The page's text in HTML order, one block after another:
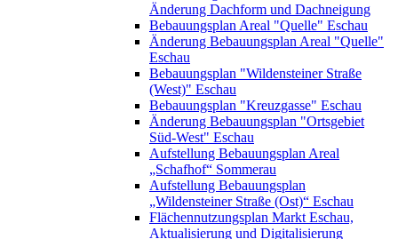
Änderung Dachform und Dachneigung
Bebauungsplan Areal "Quelle" Eschau
Änderung Bebauungsplan Areal "Quelle"
Eschau
Bebauungsplan "Wildensteiner Straße
(West)" Eschau
Bebauungsplan "Kreuzgasse" Eschau
Änderung Bebauungsplan "Ortsgebiet
Süd-West" Eschau
Aufstellung Bebauungsplan Areal
„Schafhof“ Sommerau
Aufstellung Bebauungsplan
„Wildensteiner Straße (Ost)“ Eschau
Flächennutzungsplan Markt Eschau,
Aktualisierung und Digitalisierung